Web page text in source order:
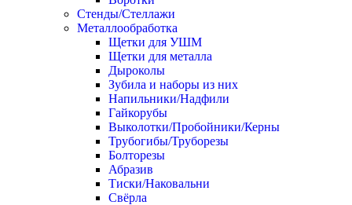
Стенды/Стеллажи
Металлообработка
Щетки для УШМ
Щетки для металла
Дыроколы
Зубила и наборы из них
Напильники/Надфили
Гайкорубы
Выколотки/Пробойники/Керны
Трубогибы/Труборезы
Болторезы
Абразив
Тиски/Наковальни
Свёрла